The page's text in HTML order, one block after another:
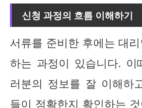
신청 과정의 흐름 이해하기
서류를 준비한 후에는 대
하는 과정이 있습니다. 이
러분의 정보를 잘 이해하
들이 정확한지 확인하는